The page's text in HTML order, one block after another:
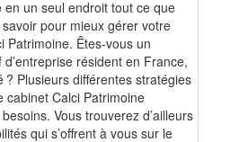
un seul endroit tout ce que
pour mieux gérer votre
Patrimoine. Êtes-vous un
résident en France,
? Plusieurs différentes stratégies
cabinet Calci Patrimoine
Vous trouverez d’ailleurs
qui s’offrent à vous sur le